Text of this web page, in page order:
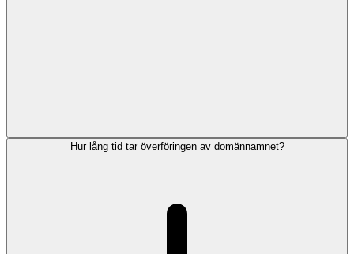
Hur lång tid tar överföringen av domännamnet?